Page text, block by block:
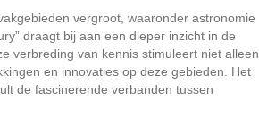
vergroot, waaronder astronomie
draagt bij aan een dieper inzicht in de
verbreding van kennis stimuleert niet alleen
en innovaties op deze gebieden. Het
de fascinerende verbanden tussen